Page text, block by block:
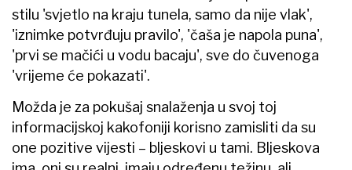
stilu 'svjetlo na kraju tunela, samo da nije vlak',
'iznimke potvrđuju pravilo', 'čaša je napola puna',
'prvi se mačići u vodu bacaju', sve do čuvenoga
'vrijeme će pokazati'.
Možda je za pokušaj snalaženja u svoj toj
informacijskoj kakofoniji korisno zamisliti da su
one pozitive vijesti – bljeskovi u tami. Bljeskova